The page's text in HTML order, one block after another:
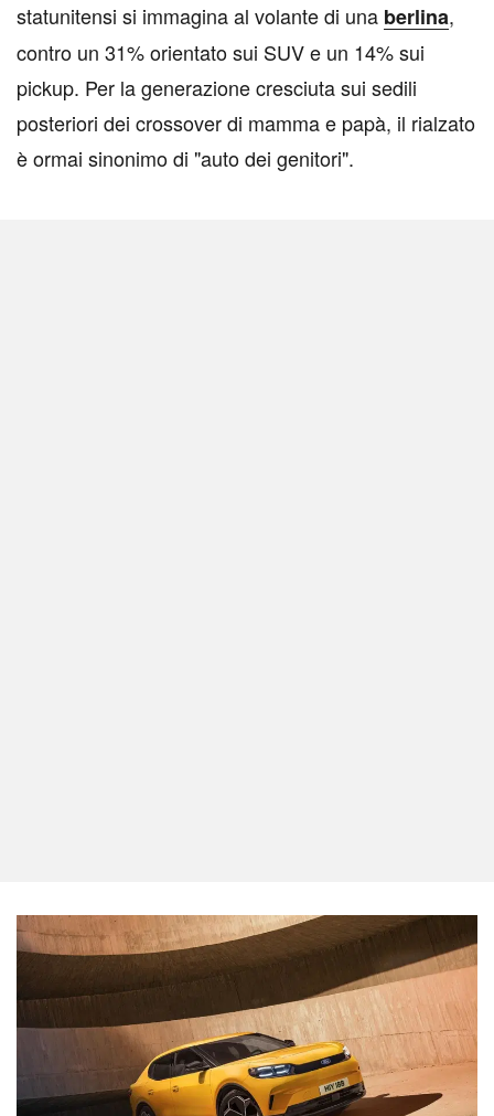
statunitensi si immagina al volante di una berlina,
contro un 31% orientato sui SUV e un 14% sui
pickup. Per la generazione cresciuta sui sedili
posteriori dei crossover di mamma e papà, il rialzato
è ormai sinonimo di "auto dei genitori".